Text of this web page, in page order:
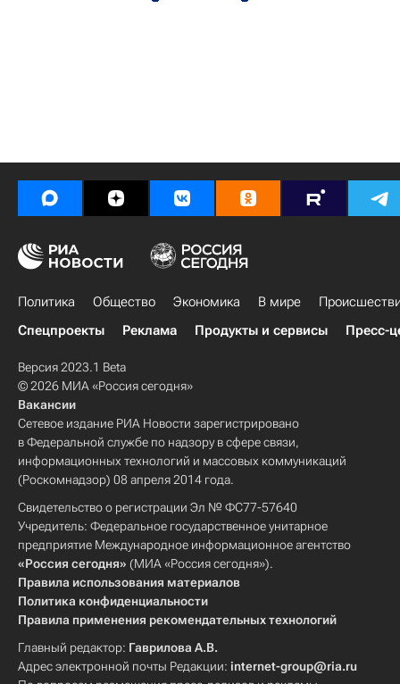
Политика Общество Экономика В мире
Спецпроекты
Реклама Продукты и сервисы Пресс-
Версия 2023.1 Beta
© 2026 МИА «Россия сегодня»
Вакансии
Сетевое издание РИА Новости зарегистрировано
в Федеральной службе по надзору в сфере связи,
информационных технологий и массовых коммуникаций
(Роскомнадзор) 08 апреля 2014 года.
Свидетельство о регистрации Эл № ФС77-57640
Учредитель: Федеральное государственное унитарное
предприятие Международное информационное агентство
«Россия сегодня» (МИА «Россия сегодня»).
Правила использования материалов
Политика конфиденциальности
Правила применения рекомендательных технологий
Главный редактор: Гаврилова А.В.
Адрес электронной почты Редакции: internet-group@ria.ru